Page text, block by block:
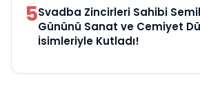
5Svadba Zincirleri Sahibi
Gününü Sanat ve Cemiyet
İsimleriyle Kutladı!